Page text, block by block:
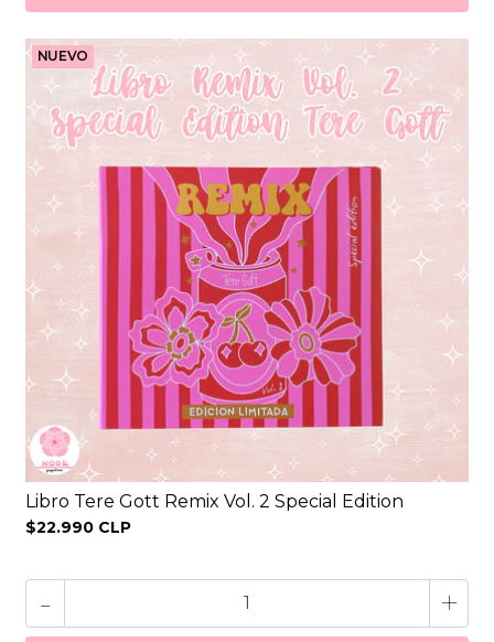
NUEVO
Libro Tere Gott Remix Vol. 2 Special Edition
$22.990 CLP
- +